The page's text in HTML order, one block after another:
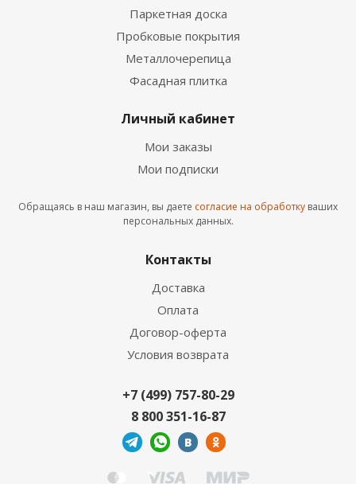
2 150руб. /м2
SPC ламинат Cronafloor Radical Chiс Флитвуд
RC005
SPC ламинат Cronafloor Joli Зиркон J1006
Паркетная доска
Пробковые покрытия
Металлочерепица
Фасадная плитка
Личный кабинет
Мои заказы
Мои подписки
Обращаясь в наш магазин, вы даете согласие на обработку ваших
персональных данных.
Контакты
Доставка
Оплата
Договор-оферта
Условия возврата
+7 (499) 757-80-29
8 800 351-16-87